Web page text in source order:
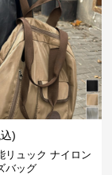
)
リュック ナイロン
バッグ